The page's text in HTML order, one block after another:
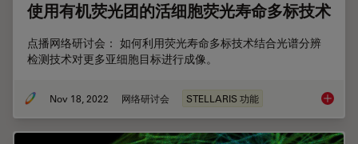
使用有机荧光团的活细胞荧光寿命多标技术
点播网络研讨会： 如何利用荧光寿命多标技术结合光谱分辨
检测技术对更多亚细胞目标进行成像。
Nov 18, 2022 网络研讨会 STELLARIS 功能 使用有